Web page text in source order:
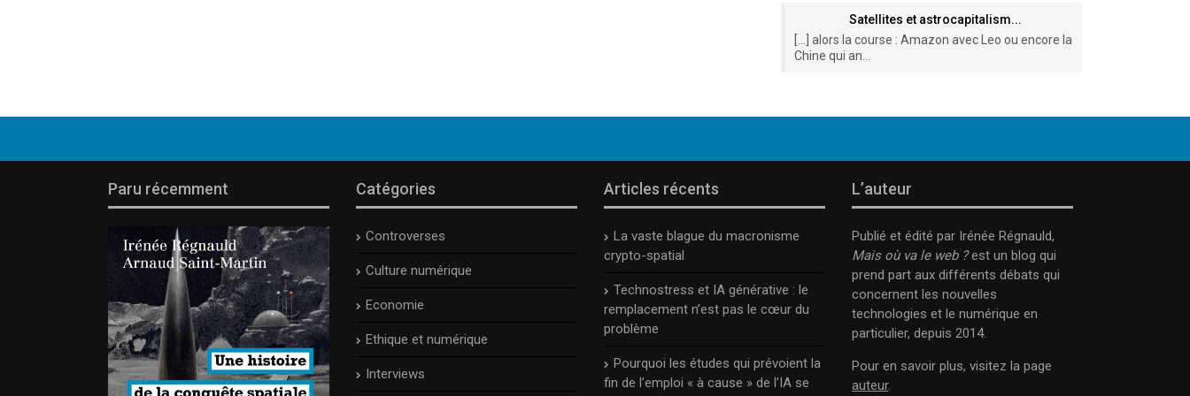
Satellites et astrocapitalism...
[…] alors la course : Amazon avec Leo ou encore la
Chine qui an...
Paru récemment Catégories
Controverses
Culture numérique
Economie
Ethique et numérique
Interviews
Articles récents
La vaste blague du macronisme
crypto-spatial
Technostress et IA générative : le
remplacement n’est pas le cœur du
problème
Pourquoi les études qui prévoient la
fin de l’emploi « à cause » de l’IA se
L’auteur
Publié et édité par Irénée Régnauld,
Mais où va le web ?est un blog qui
prend part aux différents débats qui
concernent les nouvelles
technologies et le numérique en
particulier, depuis 2014.
Pour en savoir plus, visitez la page
auteur.